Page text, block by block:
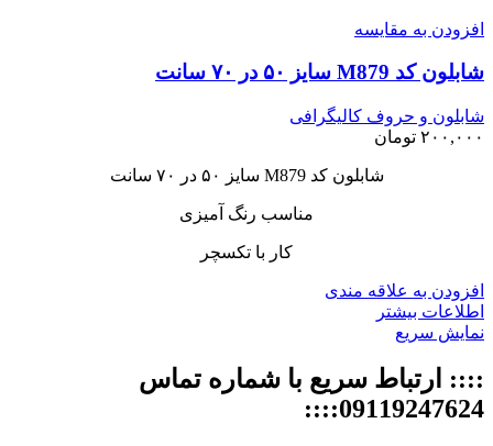
افزودن به مقایسه
شابلون کد M879 سایز ۵۰ در ۷۰ سانت
شابلون و حروف کالیگرافی
۲۰۰,۰۰۰ تومان
شابلون کد M879 سایز ۵۰ در ۷۰ سانت
مناسب رنگ آمیزی
کار با تکسچر
افزودن به علاقه مندی
اطلاعات بیشتر
نمایش سریع
:::: ارتباط سریع با شماره تماس
09119247624::::